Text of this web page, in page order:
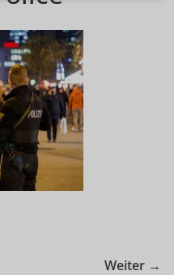
Weiter →